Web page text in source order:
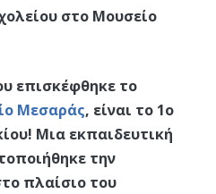
στο Μουσείο
επισκέφθηκε το
Μεσαράς, είναι το 1ο
Μια εκπαιδευτική
την
πλαίσιο του